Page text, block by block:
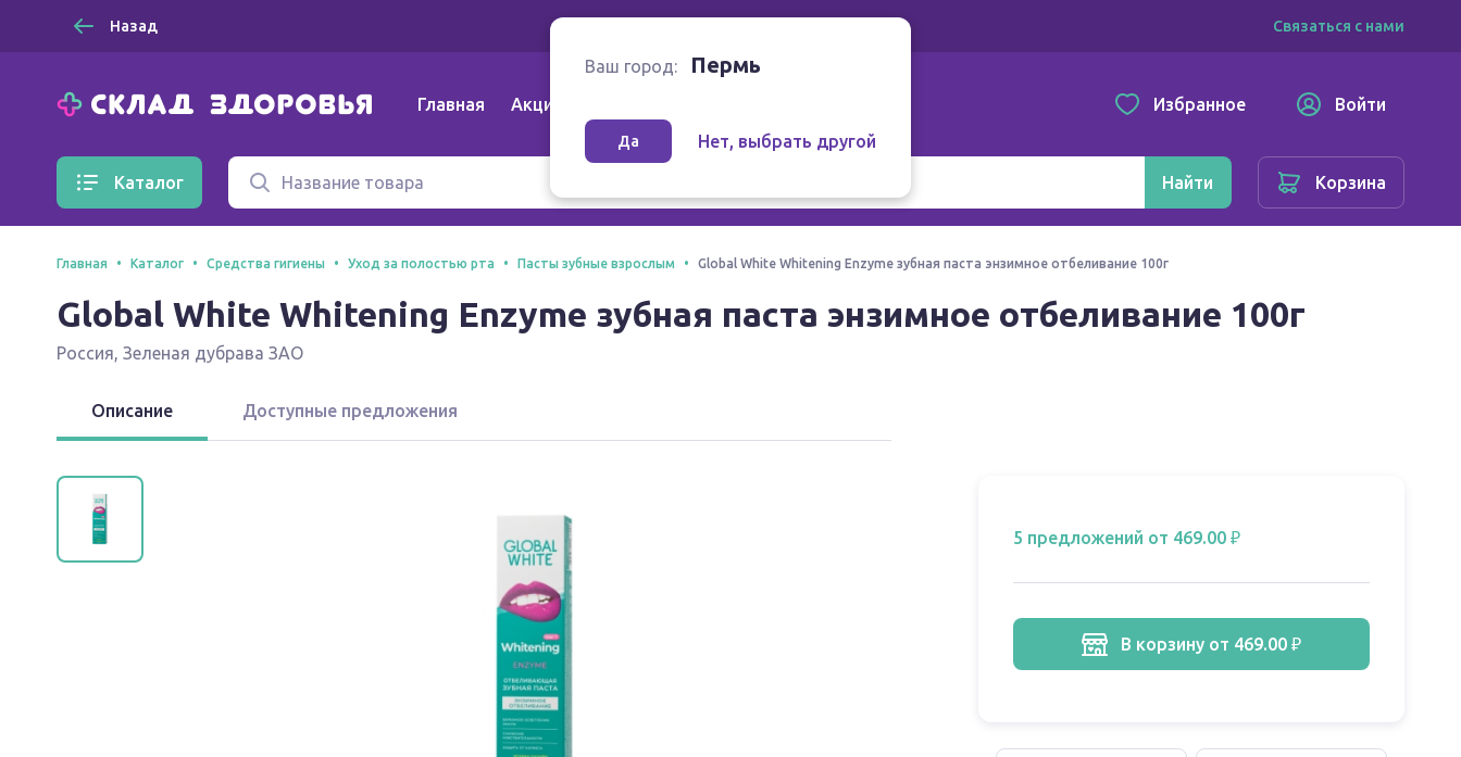
Назад Связаться с нами
Главная Акции Избранное Войти
Каталог Найти Корзина
Ваш город: Пермь
Да Нет, выбрать другой
Главная Каталог Средства гигиены Уход за полостью рта Пасты зубные взрослым Global White Whitening Enzyme зубная паста энзимное отбеливание 100г
Global White Whitening Enzyme зубная паста энзимное отбеливание 100г
Россия, Зеленая дубрава ЗАО
Описание Доступные предложения
5 предложений от 469.00 ₽
в корзину от 469.00 ₽